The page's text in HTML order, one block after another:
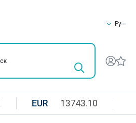
Ру
EUR 13743.10